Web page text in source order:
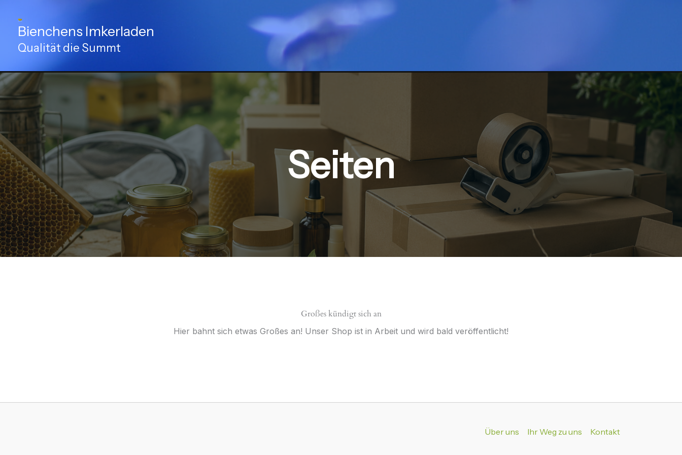
Inhalt
springenBienchens Imkerladen
Qualität die Summt
Seiten
Großes kündigt sich an
Hier bahnt sich etwas Großes an! Unser Shop ist in Arbeit und wird bald veröffentlicht!
Über uns Ihr Weg zu uns Kontakt